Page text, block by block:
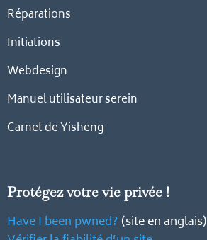
Réparations
Initiations
Webdesign
Manuel utilisateur serein
Carnet de Yisheng
Protégez votre vie privée !
Have I been pwned? (site en anglais)